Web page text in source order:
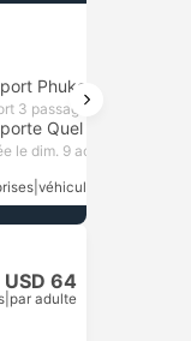
Phuket
Quel Hôtel Trang
le dim. 9 août
véhicule, tout compris
USD 64
par adulte